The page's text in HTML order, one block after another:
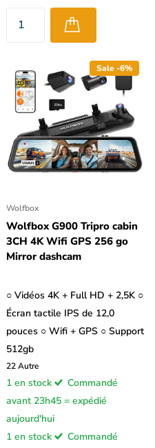
Sale -6%
Wolfbox
Wolfbox G900 Tripro cabin
3CH 4K Wifi GPS 256 go
Mirror dashcam
○ Vidéos 4K + Full HD + 2,5K ○
Écran tactile IPS de 12,0
pouces ○ Wifi + GPS ○ Support
512gb
22Autre
1 en stock
Commandé
avant 23h45 = expédié
aujourd'hui
1 en stock
Commandé